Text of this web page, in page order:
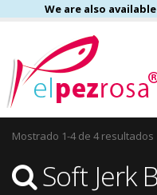
We are also
Mostrado 1-4 de 4 resultados
Soft Jerk